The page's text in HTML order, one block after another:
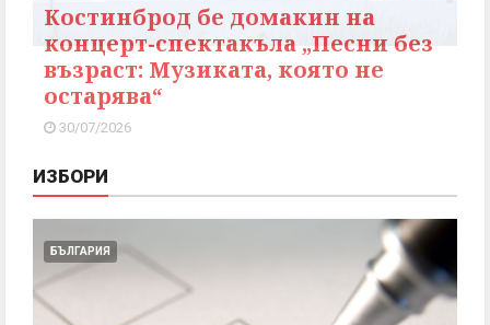
Костинброд бе домакин на
концерт-спектакъла „Песни без
възраст: Музиката, която не
остарява“
30/07/2026
ИЗБОРИ
БЪЛГАРИЯ